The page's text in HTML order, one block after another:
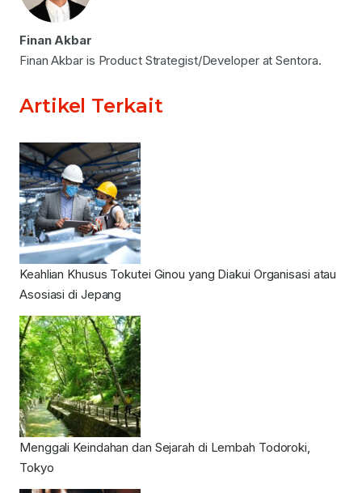
Finan Akbar
Finan Akbar is Product Strategist/Developer at Sentora.
Artikel Terkait
Keahlian Khusus Tokutei Ginou yang Diakui Organisasi atau
Asosiasi di Jepang
Menggali Keindahan dan Sejarah di Lembah Todoroki,
Tokyo